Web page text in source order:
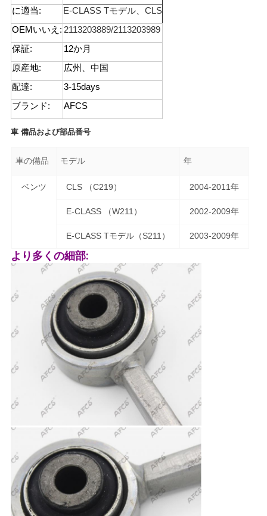
ニ
ュ
ー
ス
引
め
て
く
さ
い
地
図
プ
ラ
に適当:
E-CLASS Tモデル、CLS
OEMいいえ: 2113203889/2113203989
保証:
12か月
原産地:
広州、中国
配達:
3-15days
ブランド:
AFCS
車 備品および部品番号
車の備品 モデル 年
ベンツ CLS （C219） 2004-2011年
E-CLASS （W211） 2002-2009年
E-CLASS Tモデル（S211） 2003-2009年
より多くの細部: